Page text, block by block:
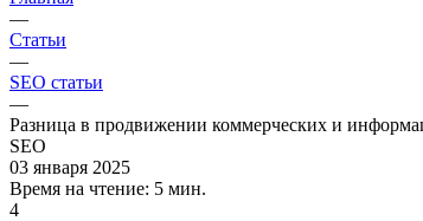
—
Статьи
—
SEO статьи
—
Разница в продвижении коммерческих и
SEO
03 января 2025
Время на чтение: 5 мин.
4